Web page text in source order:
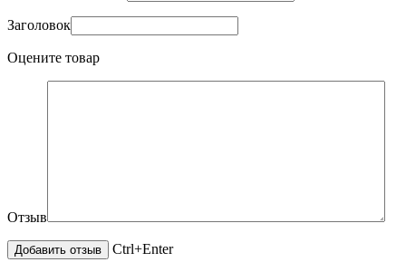
Заголовок
Оцените товар
Отзыв
Ctrl+Enter